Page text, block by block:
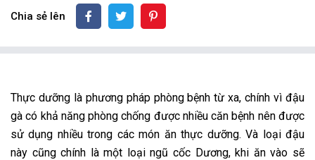
Chia sẻ lên
Thực dưỡng là phương pháp phòng bệnh từ xa, chính vì đậu
gà có khả năng phòng chống được nhiều căn bệnh nên được
sử dụng nhiều trong các món ăn thực dưỡng. Và loại đậu
này cũng chính là một loại ngũ cốc Dương, khi ăn vào sẽ